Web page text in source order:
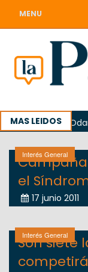
MENU
MAS LEIDOS
Interés General
el
17 junio 2011
Interés General
Son siete